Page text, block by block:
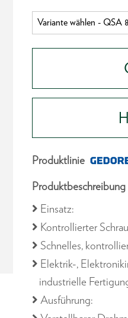
Produktlinie
Produktbeschreibung
Einsatz:
Kontrollierter
Schnelles,
Elektrik-,
industrielle
Ausführung: